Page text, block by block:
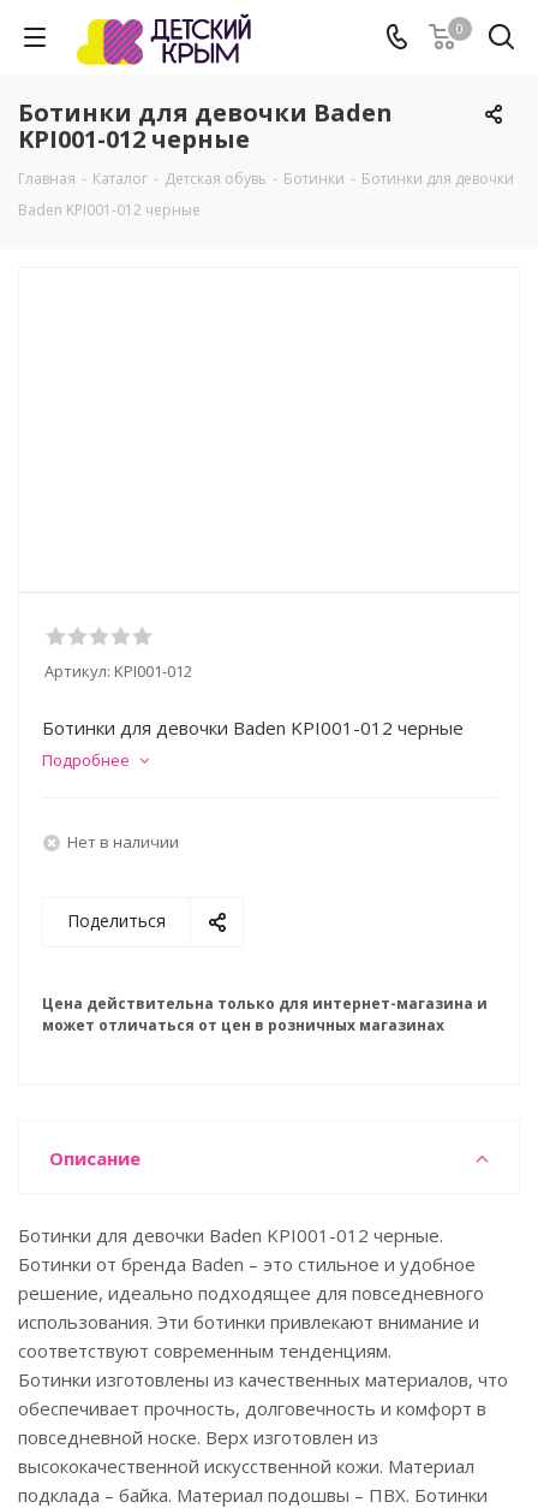
0
Ботинки для девочки Baden
KPI001-012 черные
Главная - Каталог - Детская обувь - Ботинки - Ботинки для девочки
Baden KPI001-012 черные
Артикул: KPI001-012
Ботинки для девочки Baden KPI001-012 черные
Подробнее
Нет в наличии
Поделиться
Цена действительна только для интернет-магазина и
может отличаться от цен в розничных магазинах
Описание
Ботинки для девочки Baden KPI001-012 черные.
Ботинки от бренда Baden – это стильное и удобное
решение, идеально подходящее для повседневного
использования. Эти ботинки привлекают внимание и
соответствуют современным тенденциям.
Ботинки изготовлены из качественных материалов, что
обеспечивает прочность, долговечность и комфорт в
повседневной носке. Верх изготовлен из
высококачественной искусственной кожи. Материал
подклада – байка. Материал подошвы – ПВХ. Ботинки